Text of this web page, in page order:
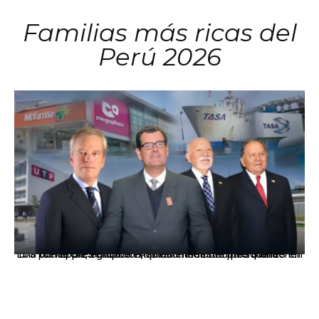
Familias más ricas del
Perú 2026
Los principales grupos empresariales del país mantienen una fuerte presencia en Áncash mediante inversiones en comercio, educación, salud e industria pesquera.